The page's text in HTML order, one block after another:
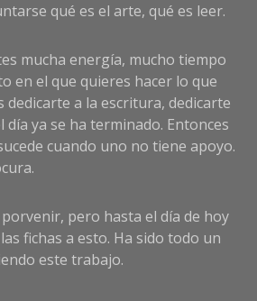
qué es el arte, qué es leer.
mucha energía, mucho tiempo
en el que quieres hacer lo que
dedicarte a la escritura, dedicarte
ya se ha terminado. Entonces
cuando uno no tiene apoyo.
pero hasta el día de hoy
fichas a esto. Ha sido todo un
este trabajo.